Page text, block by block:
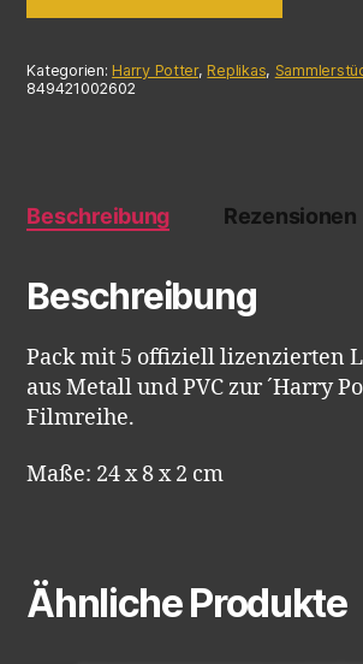
Kategorien: Harry Potter, Replikas,
849421002602
Beschreibung Rezensionen
Beschreibung
Pack mit 5 offiziell lizenzierten
aus Metall und PVC zur ´Harry
Filmreihe.
Maße: 24 x 8 x 2 cm
Ähnliche Produkte